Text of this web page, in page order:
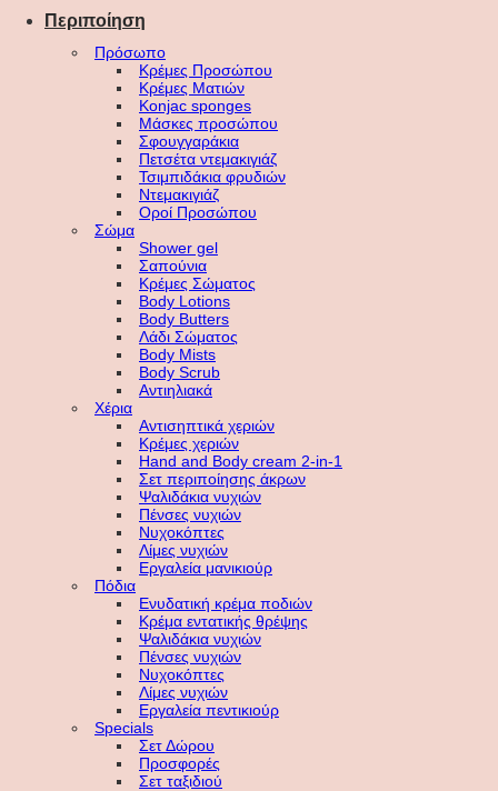
Περιποίηση
Πρόσωπο
Κρέμες Προσώπου
Κρέμες Ματιών
Konjac sponges
Μάσκες προσώπου
Σφουγγαράκια
Πετσέτα ντεμακιγιάζ
Τσιμπιδάκια φρυδιών
Ντεμακιγιάζ
Οροί Προσώπου
Σώμα
Shower gel
Σαπούνια
Κρέμες Σώματος
Body Lotions
Body Butters
Λάδι Σώματος
Body Mists
Body Scrub
Αντιηλιακά
Χέρια
Αντισηπτικά χεριών
Κρέμες χεριών
Hand and Body cream 2-in-1
Σετ περιποίησης άκρων
Ψαλιδάκια νυχιών
Πένσες νυχιών
Νυχοκόπτες
Λίμες νυχιών
Εργαλεία μανικιούρ
Πόδια
Ενυδατική κρέμα ποδιών
Κρέμα εντατικής θρέψης
Ψαλιδάκια νυχιών
Πένσες νυχιών
Νυχοκόπτες
Λίμες νυχιών
Εργαλεία πεντικιούρ
Specials
Σετ Δώρου
Προσφορές
Σετ ταξιδιού